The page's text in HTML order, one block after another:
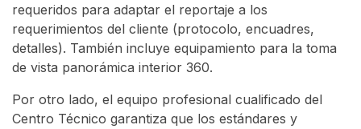
requeridos para adaptar el reportaje a los
requerimientos del cliente (protocolo, encuadres,
detalles). También incluye equipamiento para la toma
de vista panorámica interior 360.
Por otro lado, el equipo profesional cualificado del
Centro Técnico garantiza que los estándares y